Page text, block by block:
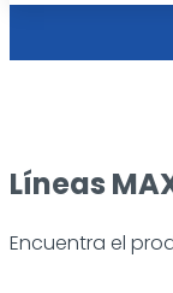
Líneas
Encuentra el